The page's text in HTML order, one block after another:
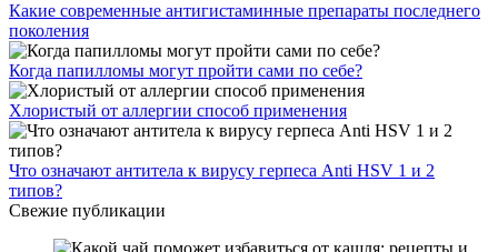
Какие современные антигистаминные препараты последнего
поколения
Когда папилломы могут пройти сами по себе?
Хлористый от аллергии способ применения
Что означают антитела к вирусу герпеса Anti HSV 1 и 2
типов?
Свежие публикации